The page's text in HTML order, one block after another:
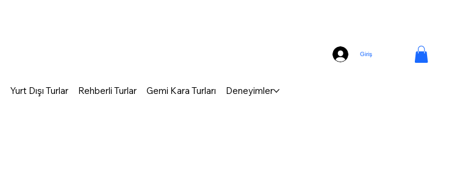
Yurt Dışı Turlar Rehberli Turlar Gemi Kara Turları Deneyimler
Giriş